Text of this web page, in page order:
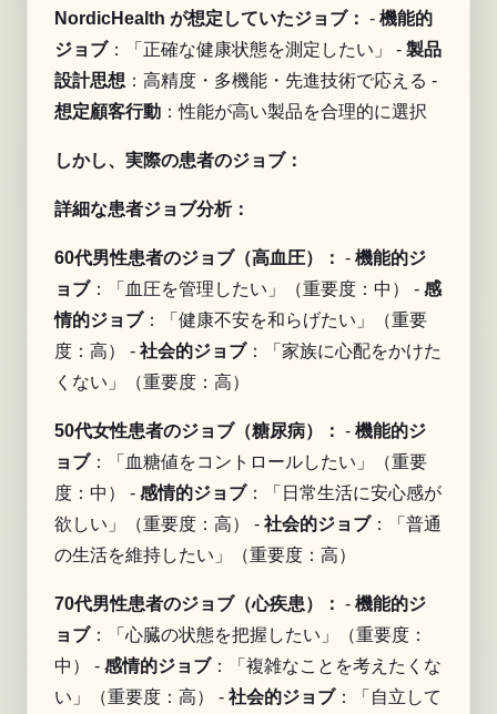
NordicHealth が想定していたジョブ： - 機能的
ジョブ：「正確な健康状態を測定したい」 - 製品
設計思想 ：高精度・多機能・先進技術で応える -
想定顧客行動 ：性能が高い製品を合理的に選択
しかし、実際の患者のジョブ：
詳細な患者ジョブ分析：
60代男性患者のジョブ（高血圧）： - 機能的ジ
ョブ：「血圧を管理したい」（重要度：中） - 感
情的ジョブ：「健康不安を和らげたい」（重要
度：高） - 社会的ジョブ：「家族に心配をかけた
くない」（重要度：高）
50代女性患者のジョブ（糖尿病）： - 機能的ジ
ョブ：「血糖値をコントロールしたい」（重要
度：中） - 感情的ジョブ：「日常生活に安心感が
欲しい」（重要度：高） - 社会的ジョブ：「普通
の生活を維持したい」（重要度：高）
70代男性患者のジョブ（心疾患）： - 機能的ジ
ョブ：「心臓の状態を把握したい」（重要度：
中） - 感情的ジョブ：「複雑なことを考えたくな
い」（重要度：高） - 社会的ジョブ：「自立して